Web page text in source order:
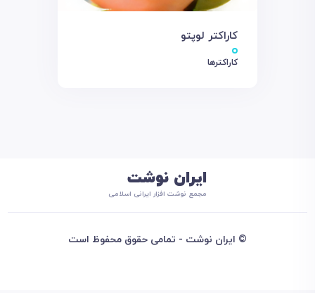
کاراکتر لوپتو
کاراکترها
ایران نوشت
مجمع نوشت افزار ایرانی اسلامی
© ایران نوشت - تمامی حقوق محفوظ است